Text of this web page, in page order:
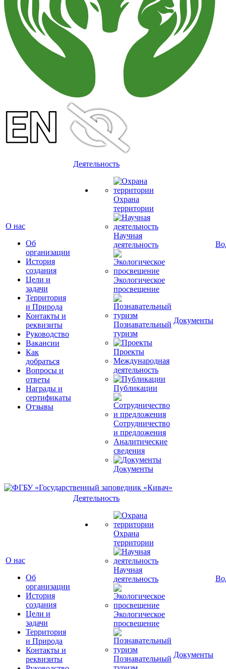
О нас
Об
организации
История
создания
Цели и
задачи
Территория
и Природа
Контакты и
реквизиты
Руководство
Вакансии
Как
добраться
Вопросы и
ответы
Награды и
сертификаты
Отзывы
Деятельность
Охрана
территории
Научная
деятельность
Экологическое
просвещение
Познавательный
туризм
Проекты
Международная
деятельность
Публикации
Сотрудничество
и предложения
Аналитические
сведения
Документы
Документы
О нас
Об
организации
История
создания
Цели и
задачи
Территория
и Природа
Контакты и
реквизиты
Деятельность
Охрана
территории
Научная
деятельность
Экологическое
просвещение
Познавательный Документы